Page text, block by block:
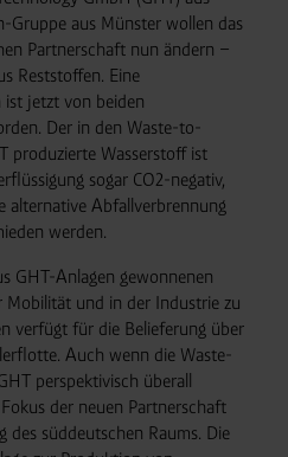
Gruppe aus Münster wollen das
Partnerschaft nun ändern –
Reststoffen. Eine
ist jetzt von beiden
Der in den Waste-to-
produzierte Wasserstoff ist
sogar CO2-negativ,
alternative Abfallverbrennung
werden.
GHT-Anlagen gewonnenen
Mobilität und in der Industrie zu
verfügt für die Belieferung über
Auch wenn die Waste-
perspektivisch überall
der neuen Partnerschaft
des süddeutschen Raums. Die